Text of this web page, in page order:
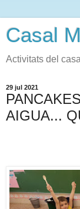
Casal
Activitats del
29 jul 2021
AIGUA...